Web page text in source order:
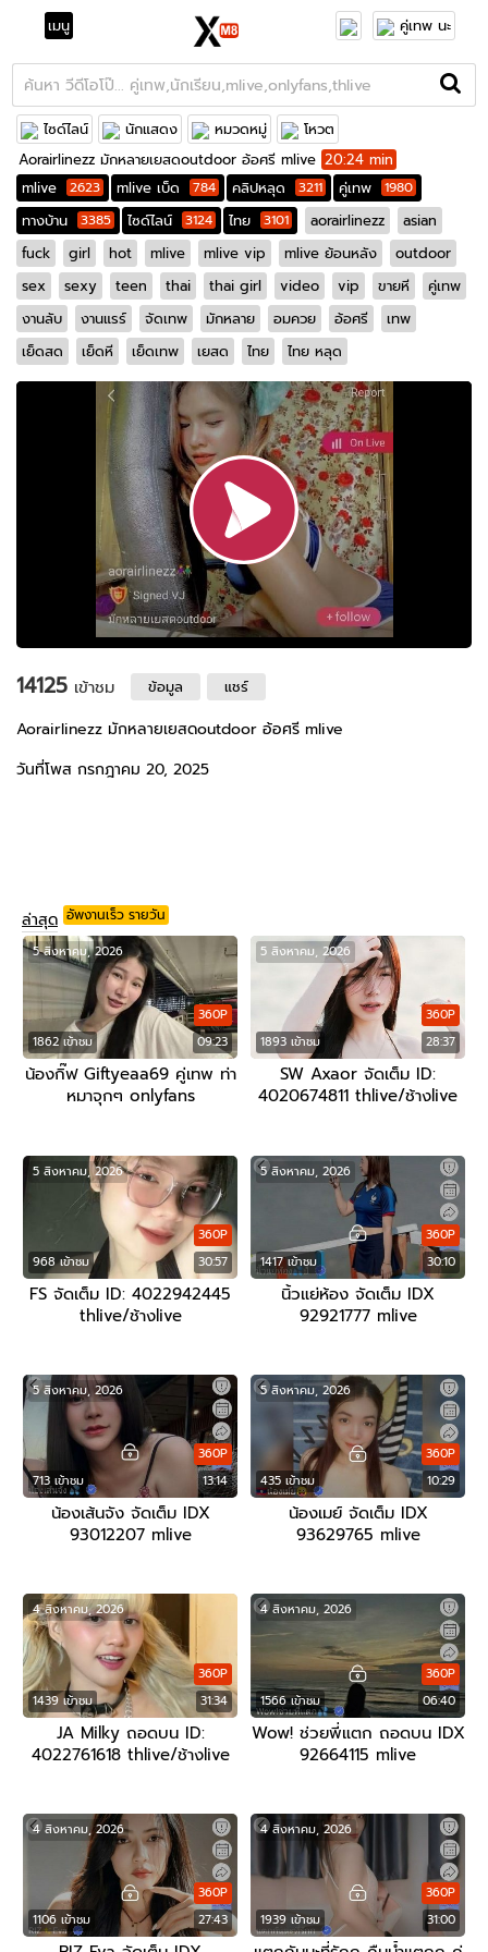
เมนู คู่เทพ นะ
ไซด์ไลน์ นักแสดง หมวดหมู่
โหวต
Aorairlinezz มักหลายเยสดoutdoor อ้อศรี mlive 20:24 min
mlive
2623 mlive เบ็ด 784 คลิปหลุด 3211 คู่เทพ 1980
ทางบ้าน 3385 ไซด์ไลน์ 3124 ไทย 3101 aorairlinezz
asian
fuck
girl hot mlive mlive vip mlive ย้อนหลัง
outdoor
sex
sexy teen thai thai girl video vip ขายหี
คู่เทพ
งานลับ
งานแรร์ จัดเทพ มักหลาย อมควย อ้อศรี
เทพ
เย็ดสด
เย็ดหี เย็ดเทพ เยสด ไทย ไทย หลุด
14125 เข้าชม ข้อมูล แชร์
Aorairlinezz มักหลายเยสดoutdoor อ้อศรี mlive
วันที่โพส กรกฎาคม 20, 2025
ล่าสุด อัพงานเร็ว รายวัน
1862 เข้าชม 09:23
360P
5 สิงหาคม, 2026
น้องกิ๊ฟ Giftyeaa69 คู่เทพ ท่า
หมาจุกๆ onlyfans
1893 เข้าชม 28:37
360P
5 สิงหาคม, 2026
SW Axaor จัดเต็ม ID:
4020674811 thlive/ช้างlive
968 เข้าชม 30:57
360P
5 สิงหาคม, 2026
FS จัดเต็ม ID: 4022942445
thlive/ช้างlive
1417 เข้าชม 30:10
360P
5 สิงหาคม, 2026
นิ้วแย่ห้อง จัดเต็ม IDX
92921777 mlive
713 เข้าชม 13:14
360P
5 สิงหาคม, 2026
น้องเส้นจัง จัดเต็ม IDX
93012207 mlive
435 เข้าชม 10:29
360P
5 สิงหาคม, 2026
น้องเมย์ จัดเต็ม IDX
93629765 mlive
1439 เข้าชม 31:34
360P
4 สิงหาคม, 2026
JA Milky ถอดบน ID:
4022761618 thlive/ช้างlive
1566 เข้าชม 06:40
360P
4 สิงหาคม, 2026
Wow! ช่วยพี่แตก ถอดบน IDX
92664115 mlive
1106 เข้าชม 27:43
360P
4 สิงหาคม, 2026
1939 เข้าชม 31:00
360P
4 สิงหาคม, 2026